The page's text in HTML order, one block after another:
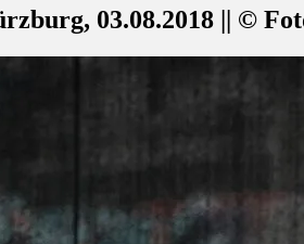
03.08.2018 || ©